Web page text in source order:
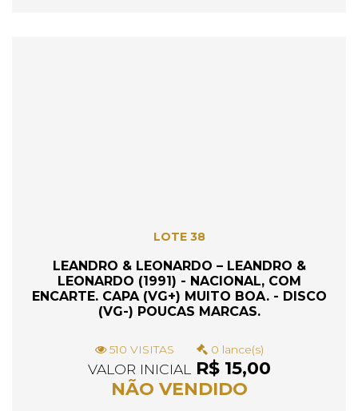
LOTE 38
LEANDRO & LEONARDO – LEANDRO &
LEONARDO (1991) - NACIONAL, COM
ENCARTE. CAPA (VG+) MUITO BOA. - DISCO
(VG-) POUCAS MARCAS.
510 VISITAS 0 lance(s)
VALOR INICIAL R$ 15,00
NÃO VENDIDO